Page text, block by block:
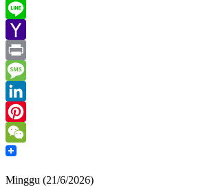
Gmail
Line
Yahoo
Mail
Print
Message
LinkedIn
Pinterest
WeChat
Minggu (21/6/2026)